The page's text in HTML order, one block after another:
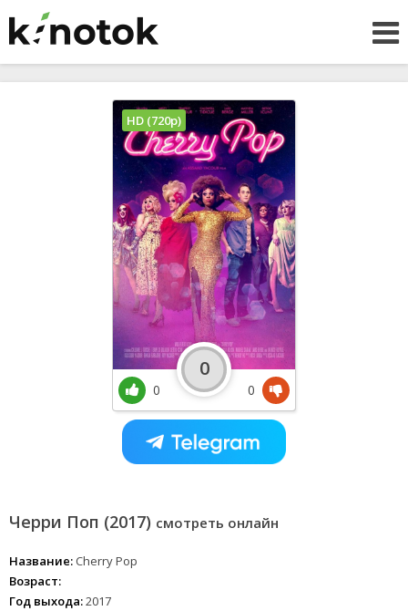
Черри Поп (2017) смотреть онлайн
Название: Cherry Pop
Возраст:
Год выхода:2017
HD (720p)
0
0
0